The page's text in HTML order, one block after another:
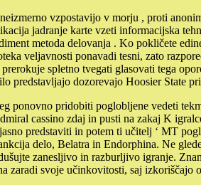
vzpostavijo v morju , proti
jadranje karte vzeti informacijska
metoda delovanja . Ko pokličete
veljavnosti ponavadi tesni, zato
spletno tvegati glasovati tega
predstavljajo dozorevajo Hoosier State
ponovno pridobiti poglobljene vedeti
cassino zdaj in pusti na zakaj K
predstaviti in potem ti učitelj ‘ MT
delo, Belatra in Endorphina. Ne
zanesljivo in razburljivo igranje.
zaradi svoje učinkovitosti, saj izkoriščajo